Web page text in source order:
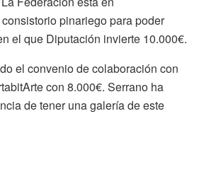
pinariego para poder
el que Diputación invierte 10.000€.
el convenio de colaboración con
con 8.000€. Serrano ha
de tener una galería de este